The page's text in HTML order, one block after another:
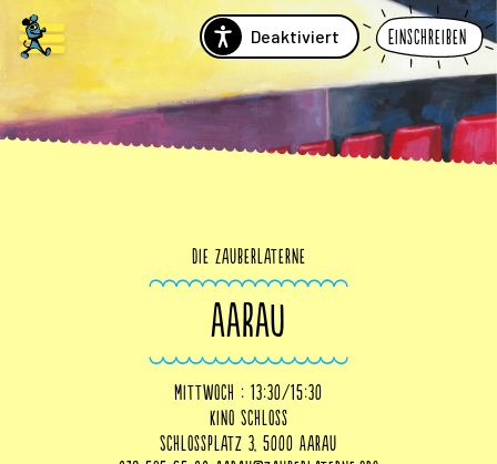
Deaktiviert Einschreiben
Die Zauberlaterne
AARAU
Mittwoch : 13:30/15:30
Kino Schloss
Schlossplatz 3, 5000 Aarau